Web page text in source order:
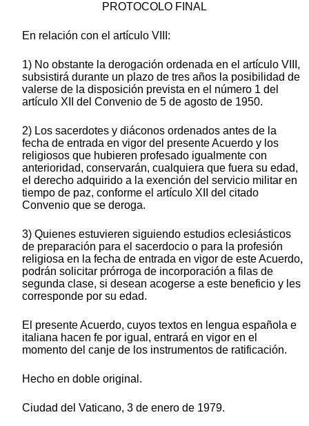
PROTOCOLO FINAL
En relación con el artículo VIII:
1) No obstante la derogación ordenada en el artículo VIII,
subsistirá durante un plazo de tres años la posibilidad de
valerse de la disposición prevista en el número 1 del
artículo XII del Convenio de 5 de agosto de 1950.
2) Los sacerdotes y diáconos ordenados antes de la
fecha de entrada en vigor del presente Acuerdo y los
religiosos que hubieren profesado igualmente con
anterioridad, conservarán, cualquiera que fuera su edad,
el derecho adquirido a la exención del servicio militar en
tiempo de paz, conforme el artículo XII del citado
Convenio que se deroga.
3) Quienes estuvieren siguiendo estudios eclesiásticos
de preparación para el sacerdocio o para la profesión
religiosa en la fecha de entrada en vigor de este Acuerdo,
podrán solicitar prórroga de incorporación a filas de
segunda clase, si desean acogerse a este beneficio y les
corresponde por su edad.
El presente Acuerdo, cuyos textos en lengua española e
italiana hacen fe por igual, entrará en vigor en el
momento del canje de los instrumentos de ratificación.
Hecho en doble original.
Ciudad del Vaticano, 3 de enero de 1979.